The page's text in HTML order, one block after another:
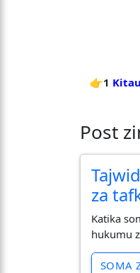
👉1
Post
za
Katika
hukumu
SOMA